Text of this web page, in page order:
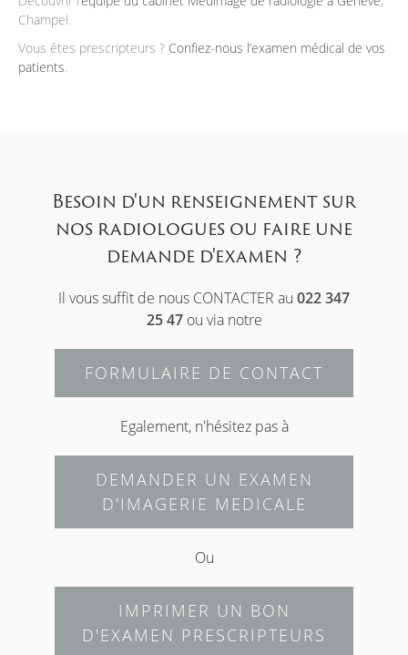
Champel.
Vous êtes prescripteurs ? Confiez-nous l’examen médical de vos
patients.
Besoin d'un renseignement sur
nos radiologues ou faire une
demande d'examen ?
Il vous suffit de nous CONTACTER au 022 347
25 47ou via notre
FORMULAIRE DE CONTACT
Egalement, n'hésitez pas à
DEMANDER UN EXAMEN
D'IMAGERIE MEDICALE
Ou
IMPRIMER UN BON
D'EXAMEN PRESCRIPTEURS